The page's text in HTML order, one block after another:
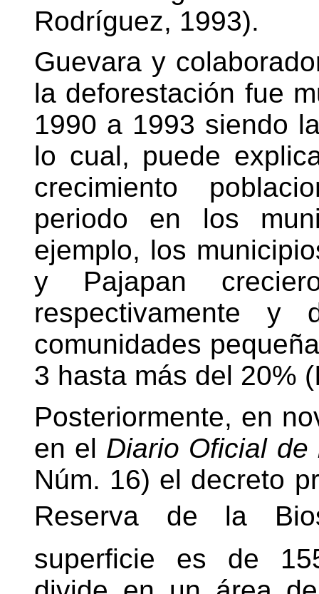
Rodríguez, 1993).
Guevara y
la deforestación fue
1990 a 1993 siendo
lo cual, puede
crecimiento
periodo en los
ejemplo, los
y Pajapan
respectivamente y
comunidades
3 hasta más del 20%
Posteriormente, en
en el Diario Oficial de
Núm. 16) el decreto
Reserva de la
superficie es de